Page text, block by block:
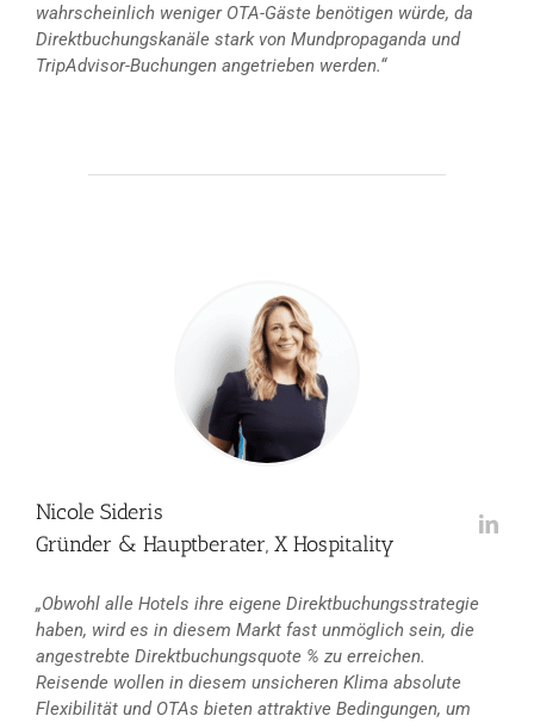
wahrscheinlich weniger OTA-Gäste benötigen würde, da
Direktbuchungskanäle stark von Mundpropaganda und
TripAdvisor-Buchungen angetrieben werden.“
Nicole Sideris
Gründer & Hauptberater, X Hospitality
„Obwohl alle Hotels ihre eigene Direktbuchungsstrategie
haben, wird es in diesem Markt fast unmöglich sein, die
angestrebte Direktbuchungsquote % zu erreichen.
Reisende wollen in diesem unsicheren Klima absolute
Flexibilität und OTAs bieten attraktive Bedingungen, um